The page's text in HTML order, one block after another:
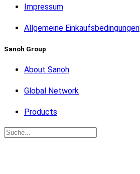
Impressum
Allgemeine Einkaufsbedingungen
Sanoh Group
About Sanoh
Global Network
Products